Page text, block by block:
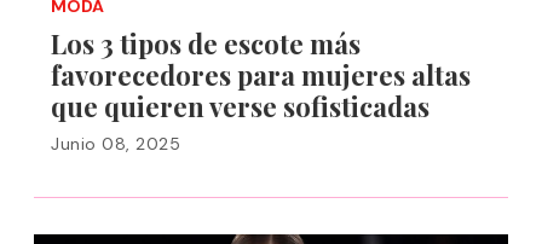
MODA
Los 3 tipos de escote más
favorecedores para mujeres altas
que quieren verse sofisticadas
Junio 08, 2025